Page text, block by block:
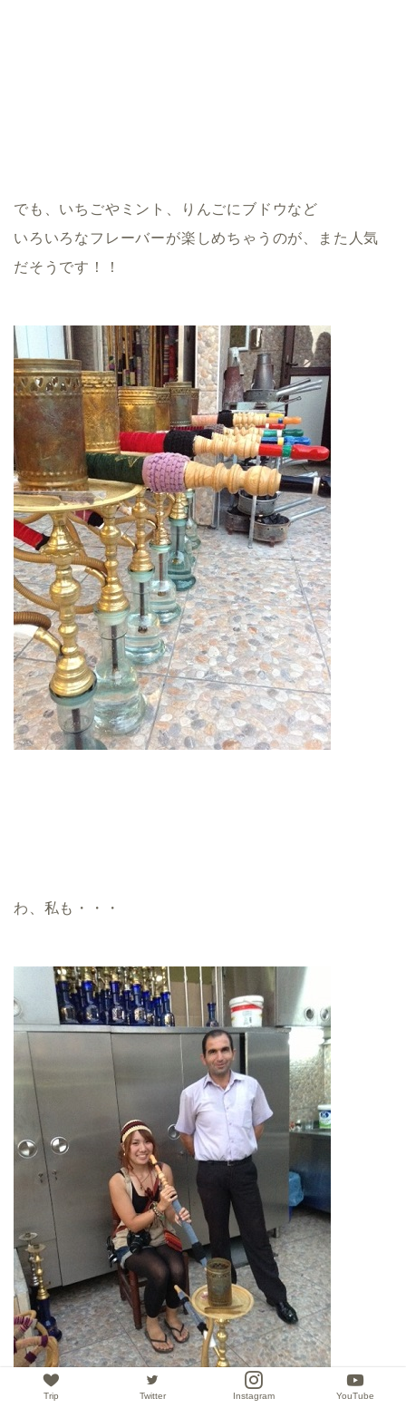
でも、いちごやミント、りんごにブドウなど
いろいろなフレーバーが楽しめちゃうのが、また人気
だそうです！！
わ、私も・・・
Trip Twitter Instagram YouTube